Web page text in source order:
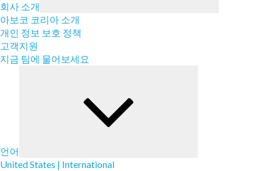
회사 소개
아보코 코리아 소개
개인 정보 보호 정책
고객지원
지금 팀에 물어보세요
언어
United States | International